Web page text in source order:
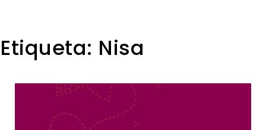
Etiqueta: Nisa